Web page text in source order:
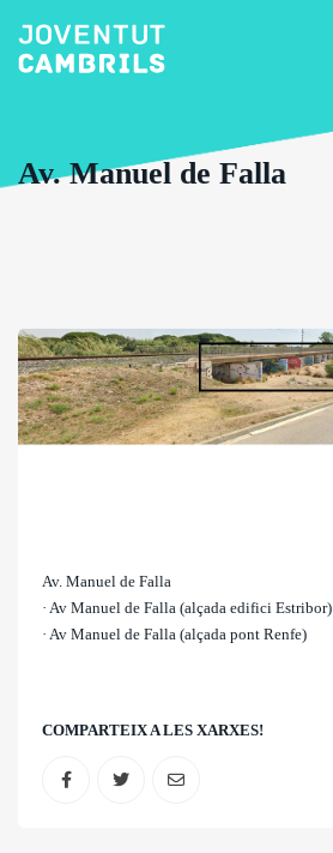
Av. Manuel de Falla
Av. Manuel de Falla
· Av Manuel de Falla (alçada edifici Estribor)
· Av Manuel de Falla (alçada pont Renfe)
COMPARTEIX A LES XARXES!